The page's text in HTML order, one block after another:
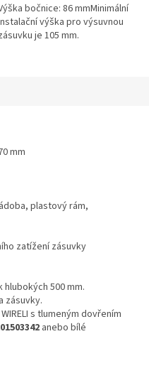
bočnice: 86 mmMinimální
výška pro výsuvnou
je 105 mm.
mm
plastový rám,
zatížení zásuvky
500 mm.
zásuvky.
s tlumeným dovřením
anebo bílé